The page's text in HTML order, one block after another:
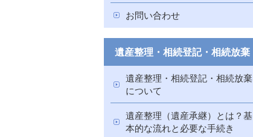
お問い合わせ
遺産整理・相続登記・相続放棄
遺産整理・相続登記・相続放棄
について
遺産整理（遺産承継）とは？基
本的な流れと必要な手続き